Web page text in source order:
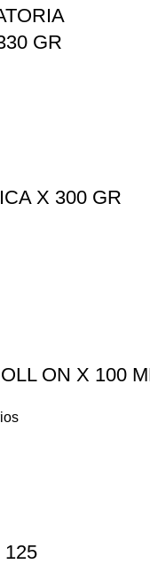
GR
X 300 GR
ON X 100
125